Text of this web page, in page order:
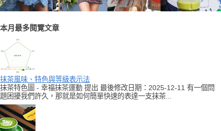
本月最多閱覽文章
抹茶風味、特色與等級表示法
抹茶特色圖 - 幸福抹茶運動 提出 最後修改日期：2025-12-11 有一個問
題困擾我們許久，那就是如何簡單快速的表達一支抹茶...